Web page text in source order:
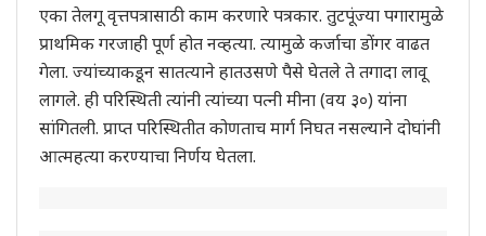
एका तेलगू वृत्तपत्रासाठी काम करणारे पत्रकार. तुटपूंज्या पगारामुळे
प्राथमिक गरजाही पूर्ण होत नव्हत्या. त्यामुळे कर्जाचा डोंगर वाढत
गेला. ज्यांच्याकडून सातत्याने हातउसणे पैसे घेतले ते तगादा लावू
लागले. ही परिस्थिती त्यांनी त्यांच्या पत्नी मीना (वय ३०) यांना
सांगितली. प्राप्त परिस्थितीत कोणताच मार्ग निघत नसल्याने दोघांनी
आत्महत्या करण्याचा निर्णय घेतला.